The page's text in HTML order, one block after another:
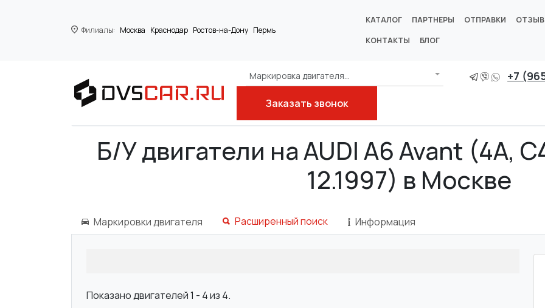
Филиалы: Москва Краснодар Ростов-на-Дону Пермь
КАТАЛОГ ПАРТНЕРЫ ОТПРАВКИ
КОНТАКТЫ
БЛОГ
Маркировка двигателя... +7
Заказать звонок
Главная
Б/У двигатели на AUDI A6 Avant (4A,
12.1997) в Москве
Маркировки двигателя Расширенный поиск Информация
Показано двигателей 1 - 4 из 4.